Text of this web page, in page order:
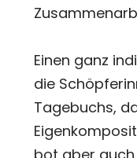
Einen ganz
die
Tagebuchs,